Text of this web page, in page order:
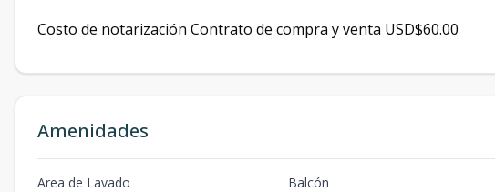
Costo de notarización Contrato de compra y venta USD$60.00
Amenidades
Area de Lavado Balcón